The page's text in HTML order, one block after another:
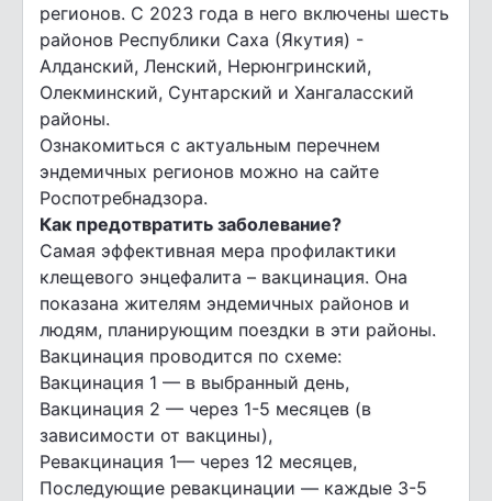
регионов. С 2023 года в него включены шесть
районов Республики Саха (Якутия) -
Алданский, Ленский, Нерюнгринский,
Олекминский, Сунтарский и Хангаласский
районы.
Ознакомиться с актуальным перечнем
эндемичных регионов можно на сайте
Роспотребнадзора.
Как предотвратить заболевание?
Самая эффективная мера профилактики
клещевого энцефалита – вакцинация. Она
показана жителям эндемичных районов и
людям, планирующим поездки в эти районы.
Вакцинация проводится по схеме:
Вакцинация 1 — в выбранный день,
Вакцинация 2 — через 1-5 месяцев (в
зависимости от вакцины),
Ревакцинация 1— через 12 месяцев,
Последующие ревакцинации — каждые 3-5